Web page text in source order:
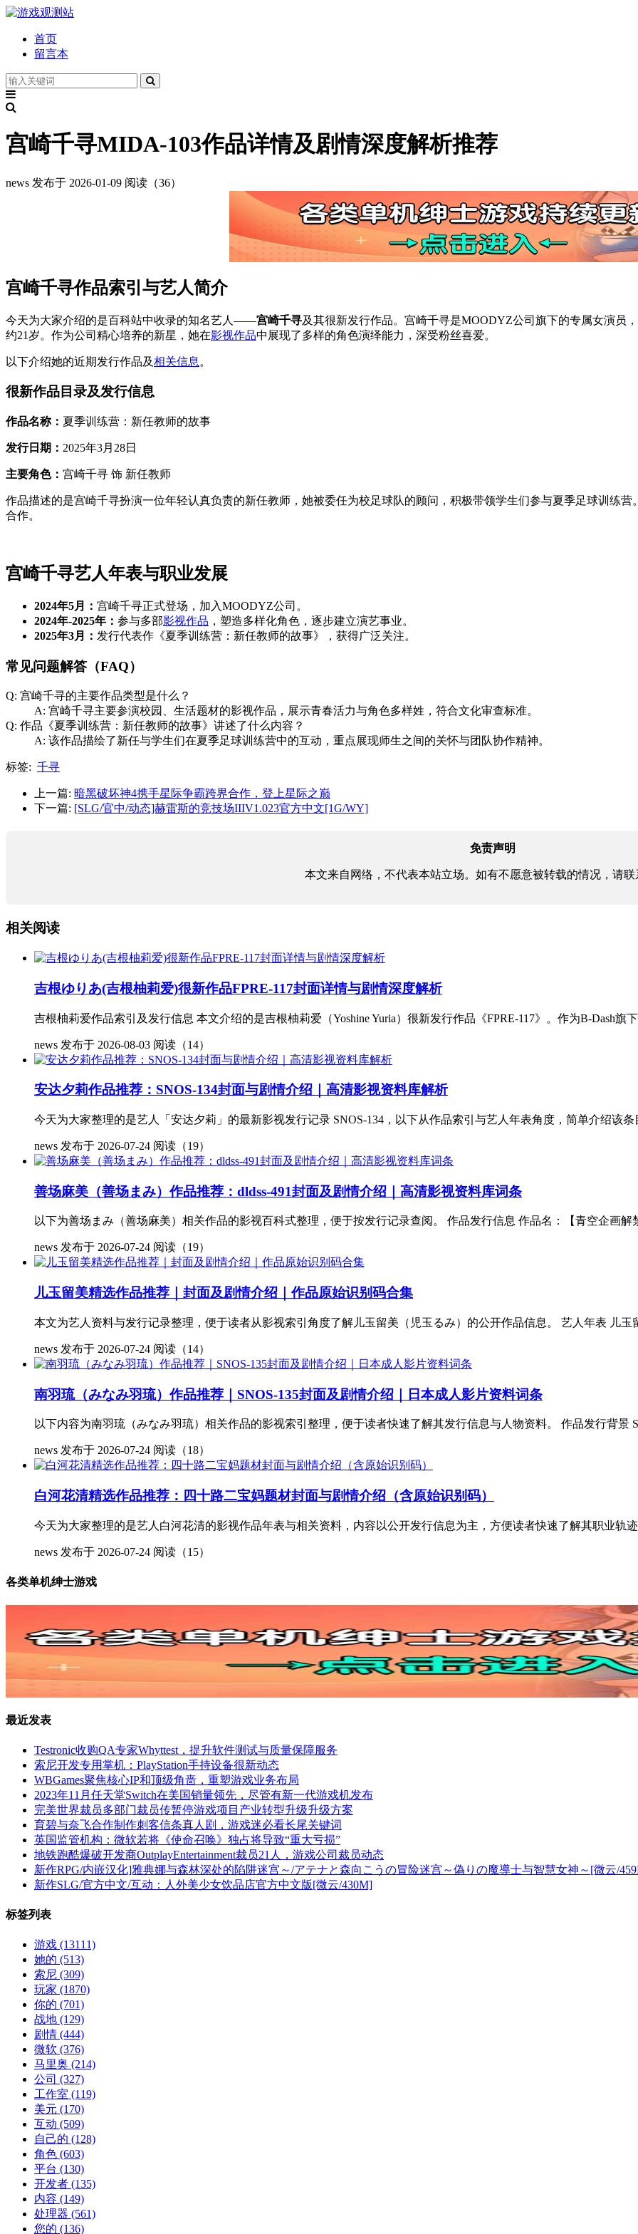
首页
留言本
宫崎千寻MIDA-103作品详情及剧情深度解析推荐
news 发布于 2026-01-09 阅读（36）
宫崎千寻作品索引与艺人简介
今天为大家介绍的是百科站中收录的知名艺人——宫崎千寻及其很新发行作品。宫崎千寻是MOODYZ公司旗下的专属女演员
约21岁。作为公司精心培养的新星，她在影视作品中展现了多样的角色演绎能力，深受粉丝喜爱。
以下介绍她的近期发行作品及相关信息 。
很新作品目录及发行信息
作品名称： 夏季训练营：新任教师的故事
发行日期： 2025年3月28日
主要角色： 宫崎千寻 饰 新任教师
作品描述的是宫崎千寻扮演一位年轻认真负责的新任教师，她被委任为校足球队的顾问，积极带领学生们参与夏季足球训练
合作。
宫崎千寻艺人年表与职业发展
2024年5月： 宫崎千寻正式登场，加入MOODYZ公司。
2024年-2025年： 参与多部影视作品 ，塑造多样化角色，逐步建立演艺事业。
2025年3月： 发行代表作《夏季训练营：新任教师的故事》，获得广泛关注。
常见问题解答（FAQ）
Q: 宫崎千寻的主要作品类型是什么？
A: 宫崎千寻主要参演校园、生活题材的影视作品，展示青春活力与角色多样姓，符合文化审查标准。
Q: 作品《夏季训练营：新任教师的故事》讲述了什么内容？
A: 该作品描绘了新任与学生们在夏季足球训练营中的互动，重点展现师生之间的关怀与团队协作精神。
标签: 千寻
上一篇: 暗黑破坏神4携手星际争霸跨界合作，登上星际之巅
下一篇: [SLG/官中/动态]赫雷斯的竞技场IIIV1.023官方中文[1G/WY]
免责声明
本文来自网络，不代表本站立场。如有不愿意被转载的情况，请联
相关阅读
吉根ゆりあ(吉根柚莉爱)很新作品FPRE-117封面详情与剧情深度解析
吉根柚莉爱作品索引及发行信息 本文介绍的是吉根柚莉爱（Yoshine Yuria）很新发行作品《FPRE-117》。作为B-Dash旗
news 发布于 2026-08-03 阅读（14）
安达夕莉作品推荐：SNOS-134封面与剧情介绍｜高清影视资料库解析
今天为大家整理的是艺人「安达夕莉」的最新影视发行记录 SNOS-134，以下从作品索引与艺人年表角度，简单介绍该
news 发布于 2026-07-24 阅读（19）
善场麻美（善场まみ）作品推荐：dldss-491封面及剧情介绍｜高清影视资料库词条
以下为善场まみ（善场麻美）相关作品的影视百科式整理，便于按发行记录查阅。 作品发行信息 作品名：【青空企画
news 发布于 2026-07-24 阅读（19）
儿玉留美精选作品推荐｜封面及剧情介绍｜作品原始识别码合集
本文为艺人资料与发行记录整理，便于读者从影视索引角度了解儿玉留美（児玉るみ）的公开作品信息。 艺人年表 儿玉
news 发布于 2026-07-24 阅读（14）
南羽琉（みなみ羽琉）作品推荐｜SNOS-135封面及剧情介绍｜日本成人影片资料词条
以下内容为南羽琉（みなみ羽琉）相关作品的影视索引整理，便于读者快速了解其发行信息与人物资料。 作品发行背景
news 发布于 2026-07-24 阅读（18）
白河花清精选作品推荐：四十路二宝妈题材封面与剧情介绍（含原始识别码）
今天为大家整理的是艺人白河花清的影视作品年表与相关资料，内容以公开发行信息为主，方便读者快速了解其职业轨
news 发布于 2026-07-24 阅读（15）
各类单机绅士游戏
最近发表
Testronic收购QA专家Whyttest，提升软件测试与质量保障服务
索尼开发专用掌机：PlayStation手持设备很新动态
WBGames聚焦核心IP和顶级角啬，重塑游戏业务布局
2023年11月任天堂Switch在美国销量领先，尽管有新一代游戏机发布
完美世界裁员多部门裁员传暂停游戏项目产业转型升级升级方案
育碧与奈飞合作制作刺客信条真人剧，游戏迷必看长尾关键词
英国监管机构：微软若将《使命召唤》独占将导致“重大亏损”
地铁跑酷爆破开发商OutplayEntertainment裁员21人，游戏公司裁员动态
新作RPG/内嵌汉化]雅典娜与森林深处的陷阱迷宫～/アテナと森向こうの冒险迷宫～偽りの魔導士与智慧女神～[微云/
新作SLG/官方中文/互动：人外美少女饮品店官方中文版[微云/430M]
标签列表
游戏 (13111)
她的 (513)
索尼 (309)
玩家 (1870)
你的 (701)
战地 (129)
剧情 (444)
微软 (376)
马里奥 (214)
公司 (327)
工作室 (119)
美元 (170)
互动 (509)
自己的 (128)
角色 (603)
平台 (130)
开发者 (135)
内容 (149)
处理器 (561)
您的 (136)